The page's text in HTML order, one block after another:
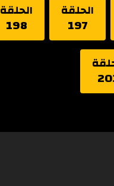
الحلقة
197
الحلقة
198